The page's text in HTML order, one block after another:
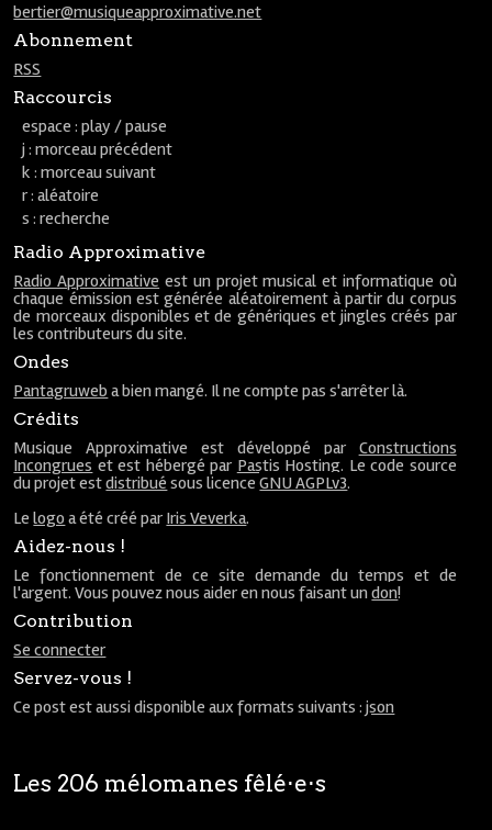
bertier@musiqueapproximative.net
Abonnement
RSS
Raccourcis
espace : play / pause
j : morceau précédent
k : morceau suivant
r : aléatoire
s : recherche
Radio Approximative
Radio Approximative est un projet musical et informatique où
chaque émission est générée aléatoirement à partir du corpus
de morceaux disponibles et de génériques et jingles créés par
les contributeurs du site.
Ondes
Pantagruweb a bien mangé. Il ne compte pas s'arrêter là.
Crédits
Musique Approximative est développé par Constructions
Incongrues et est hébergé par Pastis Hosting. Le code source
du projet estdistribué sous licenceGNU AGPLv3.
Lelogo a été créé par Iris Veverka.
Aidez-nous !
Le fonctionnement de ce site demande du temps et de
l'argent. Vous pouvez nous aider en nous faisant undon!
Contribution
Se connecter
Servez-vous !
Ce post est aussi disponible aux formats suivants :json
Les 206 mélomanes fêlé⋅e⋅s